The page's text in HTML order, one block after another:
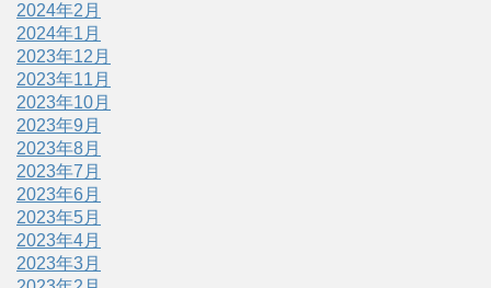
2024年2月
2024年1月
2023年12月
2023年11月
2023年10月
2023年9月
2023年8月
2023年7月
2023年6月
2023年5月
2023年4月
2023年3月